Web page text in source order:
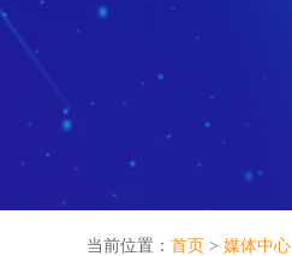
当前位置： 首页 > 媒体中心